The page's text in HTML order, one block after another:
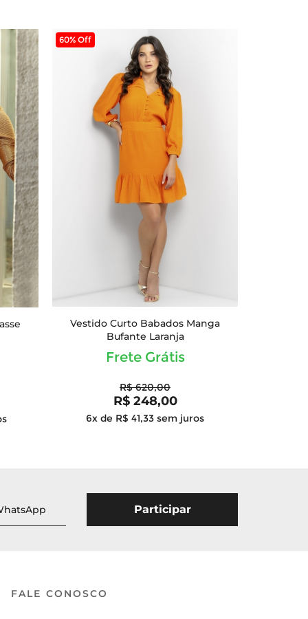
60% Off
Vestido Curto Babados Manga
Bufante Laranja
Frete Grátis
R$ 620,00
R$ 248,00
6x de R$ 41,33 sem juros
FALE CONOSCO